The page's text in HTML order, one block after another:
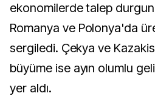
ekonomilerde talep
Romanya ve Polonya'da
sergiledi. Çekya ve
büyüme ise ayın olumlu
yer aldı.